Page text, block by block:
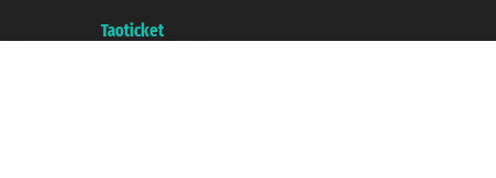
Taoticket